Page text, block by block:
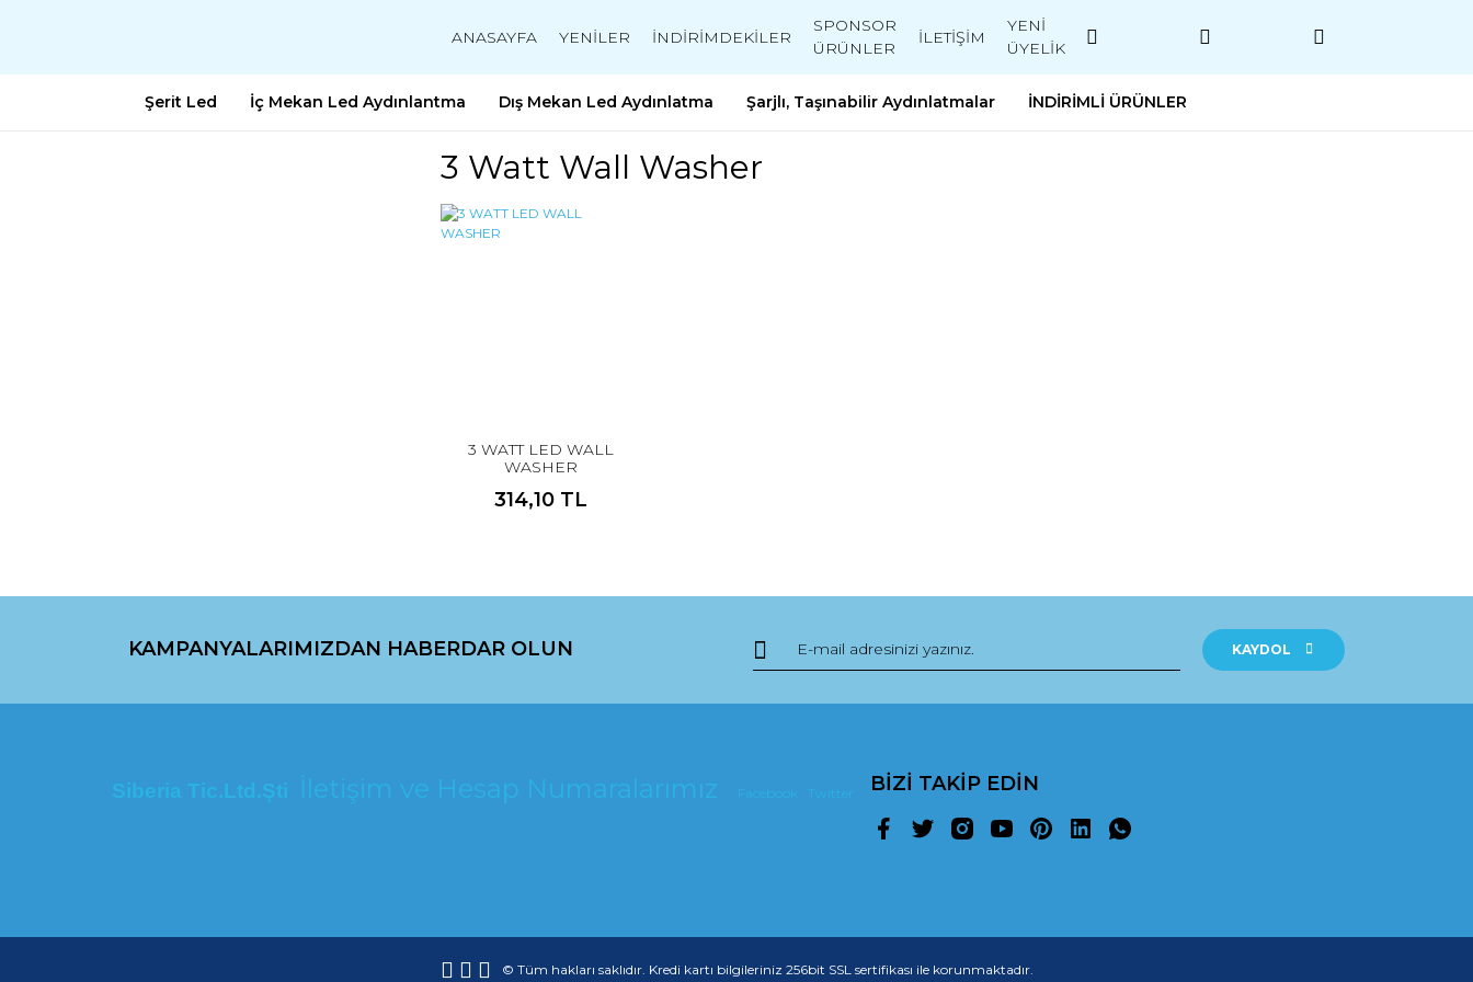
ANASAYFA YENİLER İNDİRİMDEKİLER
SPONSOR
ÜRÜNLER
İLETİŞİM
YENİ
ÜYELİK
Şerit Led İç Mekan Led Aydınlantma Dış Mekan Led Aydınlatma Şarjlı, Taşınabilir Aydınlatmalar İNDİRİMLİ ÜRÜNLER
3 Watt Wall Washer
3 WATT LED WALL
WASHER
314,10 TL
KAMPANYALARIMIZDAN HABERDAR OLUN KAYDOL
Siberia Tic.Ltd.Şti İletişim ve Hesap Numaralarımız Facebook Twitter BİZİ TAKİP EDİN
© Tüm hakları saklıdır. Kredi kartı bilgileriniz 256bit SSL sertifikası ile korunmaktadır.